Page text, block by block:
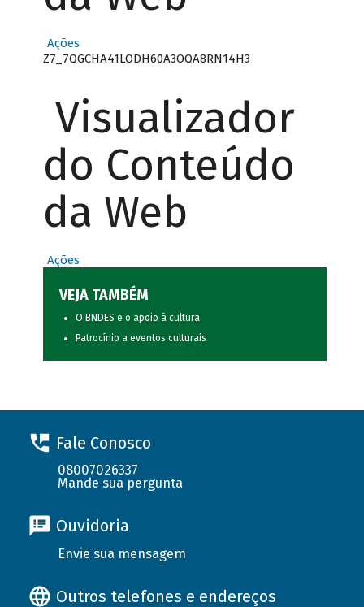
Ações
Z7_7QGCHA41LODH60A3OQA8RN14H3
Visualizador
do Conteúdo
da Web
Ações
VEJA TAMBÉM
O BNDES e o apoio à cultura
Patrocínio a eventos culturais
Fale Conosco
08007026337
Mande sua pergunta
Ouvidoria
Envie sua mensagem
Outros telefones e endereços